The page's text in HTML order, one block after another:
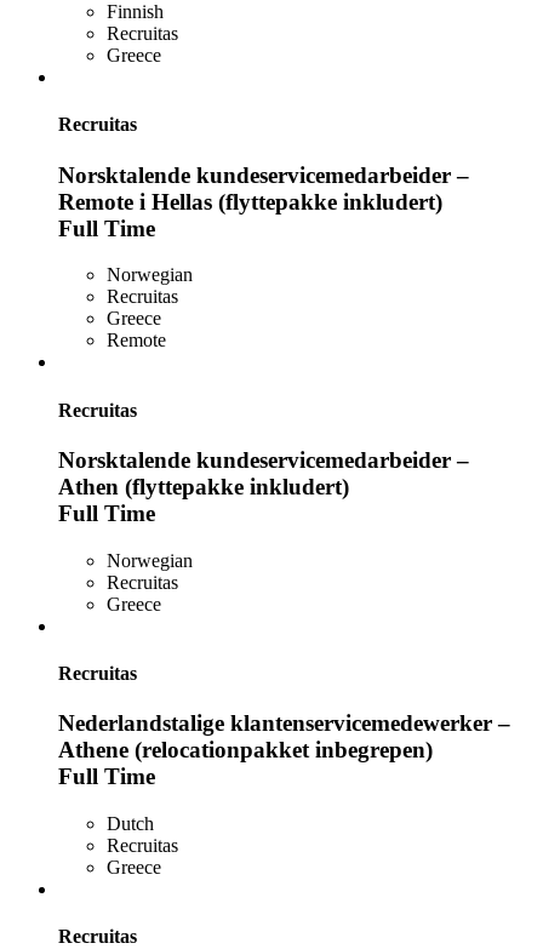
Finnish
Recruitas
Greece
Recruitas
Norsktalende kundeservicemedarbeider –
Remote i Hellas (flyttepakke inkludert)
Full Time
Norwegian
Recruitas
Greece
Remote
Recruitas
Norsktalende kundeservicemedarbeider –
Athen (flyttepakke inkludert)
Full Time
Norwegian
Recruitas
Greece
Recruitas
Nederlandstalige klantenservicemedewerker –
Athene (relocationpakket inbegrepen)
Full Time
Dutch
Recruitas
Greece
Recruitas